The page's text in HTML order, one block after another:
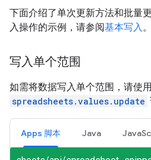
下面介绍了单次更新方法和批量
入操作的示例，请参阅基本写入。
写入单个范围
如需将数据写入单个范围，请使用
spreadsheets.values.update
Apps 脚本 Java